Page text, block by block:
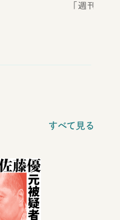
「週刊新潮
すべて見る